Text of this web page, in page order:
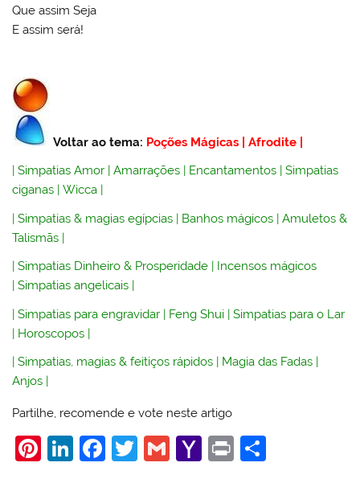
Que assim Seja
E assim será!
Voltar ao tema: Poções Mágicas |Afrodite
|Simpatias Amor |Amarrações Encantamentos |Simpatias
ciganas |Wicca
|Simpatias & magias egípcias | Banhos mágicos |Amuletos &
Talismãs |
|Simpatias Dinheiro & Prosperidade | Incensos mágicos
|Simpatias angelicais |
|Simpatias para engravidar | Feng Shui |Simpatias para o Lar
| Horoscopos |
|Simpatias, magias & feitiços rápidos | Magia das Fadas |
Anjos |
Partilhe, recomende e vote neste artigo
Pi Li F
T
G
Y
Pr